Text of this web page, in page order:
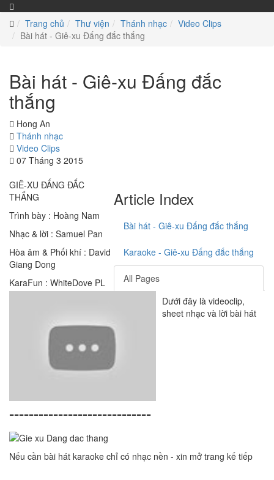
Trang chủ Thư viện Thánh nhạc
Video Clips
Bài hát - Giê-xu Đấng đắc thắng
Bài hát - Giê-xu Đấng đắc
thắng
Hong An
Thánh nhạc
Video Clips
07 Tháng 3 2015
Article Index
Bài hát - Giê-xu Đấng đắc thắng
Karaoke - Giê-xu Đấng đắc thắng
All Pages
GIÊ-XU ĐẤNG ĐẮC
THẮNG
Trình bày : Hoàng Nam
Nhạc & lời : Samuel Pan
Hòa âm & Phối khí : David
Giang Dong
KaraFun : WhiteDove PL
Dưới đây là videoclip,
sheet nhạc và lời bài hát
=============================
Nếu cần bài hát karaoke chỉ có nhạc nền - xin mở trang kế tiếp